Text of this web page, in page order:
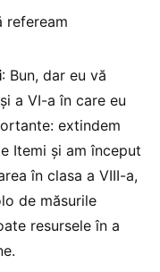
refeream
: Bun, dar eu vă
a VI-a în care eu
extindem
Itemi și am început
în clasa a VIII-a,
de măsurile
resursele în a